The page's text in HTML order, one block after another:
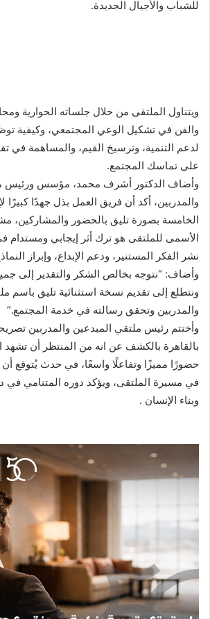
للشباب والأجيال الجديدة.
ويتناول الملتقى من خلال جلساته الحوارية
والفن في تشكيل الوعي المجتمعي، وكيفية
لدعم التنمية، وترسيخ القيم، والمساهمة في
على تماسك المجتمع.
وأضاف الدكتور أشرف محمد، مؤسس ورئيس
والمدربين، أكد أن فريق العمل بذل جهدًا كبيرًا
الخامسة بصورة تليق بالحضور والمشاركين،
الأسمى للملتقى هو ترك أثر إيجابي ومستدام
نشر الفكر المستنير، ودعم الإبداع، وإبراز
وأضاف: “نتوجه بخالص الشكر والتقدير إلى
ونتطلع إلى تقديم نسخة استثنائية تليق باسم
والمدربين وتحقق رسالته في خدمة المجتمع.”
وأختتم رئيس ملتقي المبدعين والمدربين
بالقاهرة بالكشف عن انه من المنتظر أن تشهد
حضورًا مميزًا وتفاعلًا واسعًا، في حدث يُتوقع
في مسيرة الملتقى، ويؤكد دوره المتنامي في
وبناء الإنسان .